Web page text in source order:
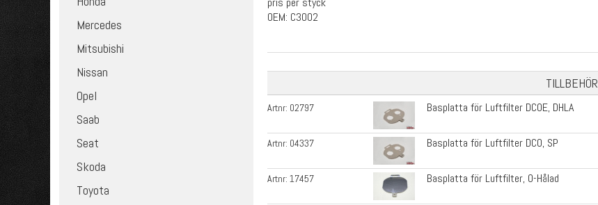
Mercedes
Mitsubishi
Nissan
Opel
Saab
Seat
Skoda
Toyota
OEM: C3002
TILLBEHÖR
Artnr: 02797 Basplatta för Luftfilter DCOE, DHLA
Artnr: 04337 Basplatta för Luftfilter DCO, SP
Artnr:17457 Basplatta för Luftfilter, O-Hålad